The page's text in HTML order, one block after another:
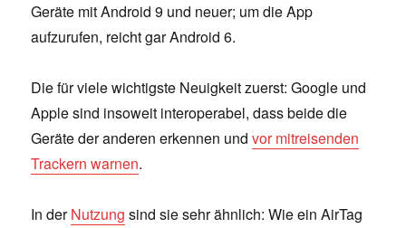
Geräte mit Android 9 und neuer; um die App
aufzurufen, reicht gar Android 6.
Die für viele wichtigste Neuigkeit zuerst: Google und
Apple sind insoweit interoperabel, dass beide die
Geräte der anderen erkennen undvor mitreisenden
Trackern warnen.
In derNutzung sind sie sehr ähnlich: Wie ein AirTag